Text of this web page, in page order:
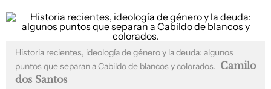
Historia recientes, ideología de género y la deuda: algunos
puntos que separan a Cabildo de blancos y colorados. Camilo
dos Santos